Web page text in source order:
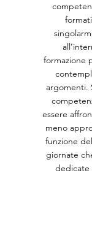
formazione
argomenti.
essere
meno
funzione
giornate
dedicate